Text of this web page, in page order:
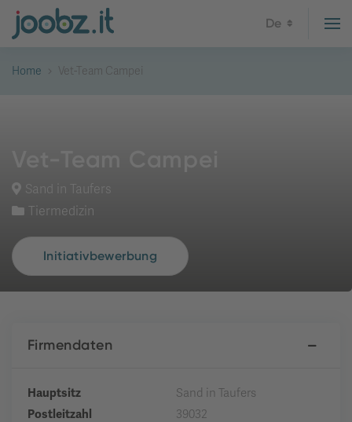
De
Home Vet-Team Campei
Sand in Taufers
Tiermedizin
Initiativbewerbung
Firmendaten
Hauptsitz
Sand in Taufers
Postleitzahl
39032